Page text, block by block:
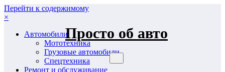
Перейти к содержимому
Просто об авто
×
Автомобили
Мототехника
Грузовые автомобили
Спецтехника
Ремонт и обслуживание